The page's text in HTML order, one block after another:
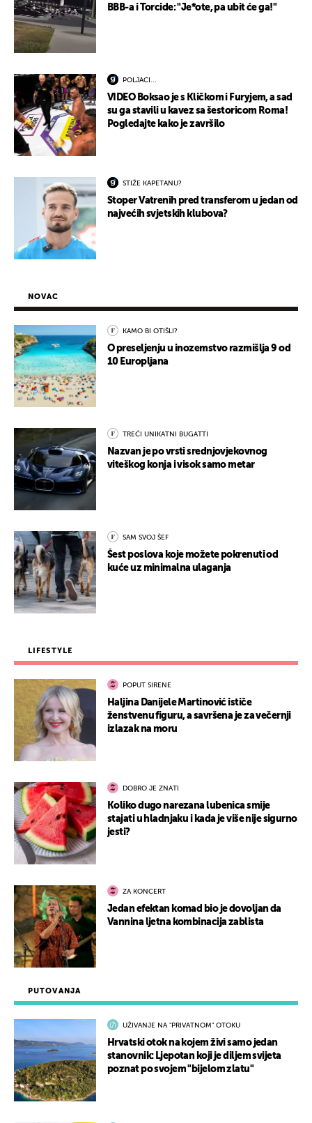
BBB-a i Torcide: "Je*ote, pa ubit će ga!"
POLJACI...
VIDEO Boksao je s Kličkom i Furyjem, a sad
su ga stavili u kavez sa šestoricom Roma!
Pogledajte kako je završilo
STIŽE KAPETANU?
Stoper Vatrenih pred transferom u jedan od
najvećih svjetskih klubova?
PUTOVANJA
UŽIVANJE NA "PRIVATNOM" OTOKU
Hrvatski otok na kojem živi samo jedan
stanovnik: Ljepotan koji je diljem svijeta
poznat po svojem "bijelom zlatu"
NOVAC
KAMO BI OTIŠLI?
O preseljenju u inozemstvo razmišlja 9 od
10 Europljana
TREĆI UNIKATNI BUGATTI
Nazvan je po vrsti srednjovjekovnog
viteškog konja i visok samo metar
SAM SVOJ ŠEF
Šest poslova koje možete pokrenuti od
kuće uz minimalna ulaganja
LIFESTYLE
POPUT SIRENE
Haljina Danijele Martinović ističe
ženstvenu figuru, a savršena je za večernji
izlazak na moru
DOBRO JE ZNATI
Koliko dugo narezana lubenica smije
stajati u hladnjaku i kada je više nije sigurno
jesti?
ZA KONCERT
Jedan efektan komad bio je dovoljan da
Vannina ljetna kombinacija zablista